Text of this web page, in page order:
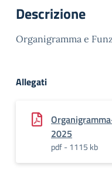
Descrizione
Organigramma e
Allegati
2025
pdf - 1115 kb